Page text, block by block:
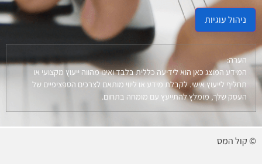
ניהול עוגיות
הערה:
המידע המוצג כאן הוא לידיעה כללית בלבד ואינו מהווה ייעוץ מקצועי או
תחליף לייעוץ אישי. לקבלת מידע או ליווי מותאם לצרכים הספציפיים של
העסק שלך, מומלץ להתייעץ עם מומחה בתחום.
© קול המס